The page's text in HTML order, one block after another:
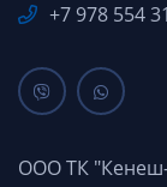
+7 978 554
ООО ТК